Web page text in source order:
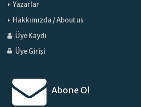
Yazarlar
Hakkımızda / About us
Üye Kaydı
Üye Girişi
Abone Ol